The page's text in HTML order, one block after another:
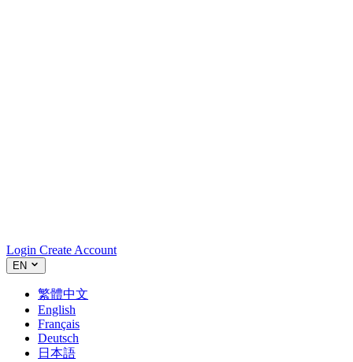
Login Create Account
EN
繁體中文
English
Français
Deutsch
日本語